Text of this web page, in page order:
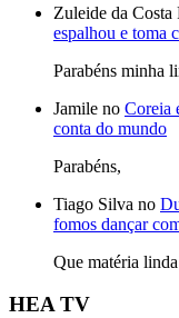
Zuleide da Costa
espalhou e toma
Parabéns minha
Jamile no Coreia
conta do mundo
Parabéns,
Tiago Silva no
fomos dançar
Que matéria
HEA TV